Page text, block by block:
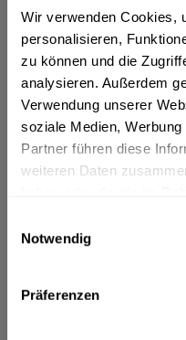
Wir verwenden Cookies,
personalisieren,
zu können und die
analysieren. Außerdem
Verwendung unserer
soziale Medien,
Partner führen diese
weiteren Daten
Notwendig
Präferenzen
inkl. MwSt.ggf. zzgl.
Vorrätig
MEHRWEG
+3,75 € Pfand
In denWarenkorb
Beschreibung